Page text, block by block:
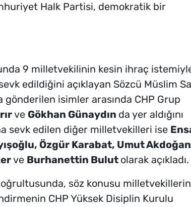
Halk Partisi, demokratik bir
9 milletvekilinin kesin ihraç
edildiğini açıklayan Sözcü Müslim
isimler arasında CHP Grup
ve Gökhan Günaydın da yer aldığını
sevk edilen diğer milletvekilleri ise
Özgür Karabat, Umut
ve Burhanettin Bulut olarak açıkladı.
söz konusu
CHP Yüksek Disiplin Kurulu